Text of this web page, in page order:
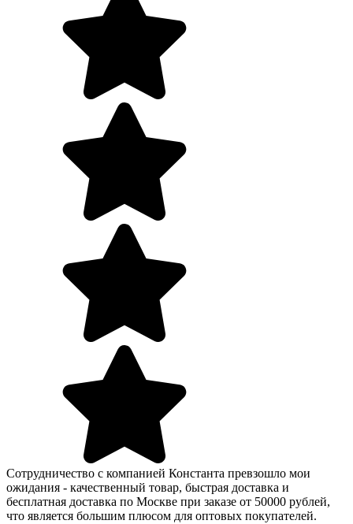
Сотрудничество с компанией Константа превзошло мои
ожидания - качественный товар, быстрая доставка и
бесплатная доставка по Москве при заказе от 50000 рублей,
что является большим плюсом для оптовых покупателей.